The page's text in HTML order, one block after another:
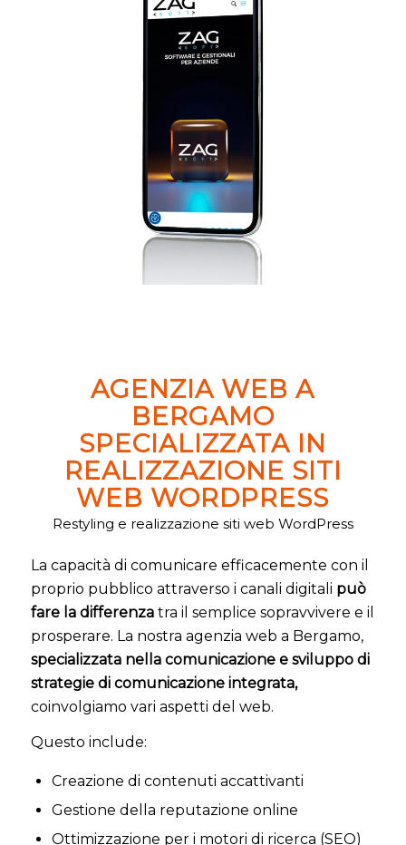
AGENZIA WEB A
BERGAMO
SPECIALIZZATA IN
REALIZZAZIONE SITI
WEB WORDPRESS
Restyling e realizzazione siti web WordPress
La capacità di comunicare efficacemente con il
proprio pubblico attraverso i canali digitali può
fare la differenzatra il semplice sopravvivere e il
prosperare. La nostra agenzia web a Bergamo,
specializzata nella comunicazione e sviluppo di
strategie di comunicazione integrata,
coinvolgiamo vari aspetti del web.
Questo include:
Creazione di contenuti accattivanti
Gestione della reputazione online
Ottimizzazione per i motori di ricerca (SEO)